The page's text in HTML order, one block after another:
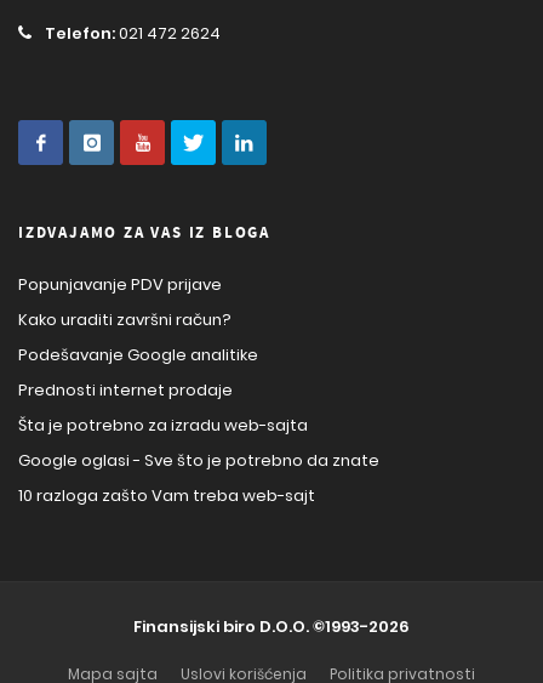
Telefon:021 472 2624
IZDVAJAMO ZA VAS IZ BLOGA
Popunjavanje PDV prijave
Kako uraditi završni račun?
Podešavanje Google analitike
Prednosti internet prodaje
Šta je potrebno za izradu web-sajta
Google oglasi - Sve što je potrebno da znate
10 razloga zašto Vam treba web-sajt
Finansijski biro D.O.O.©1993-2026
Mapa sajta Uslovi korišćenja Politika privatnosti